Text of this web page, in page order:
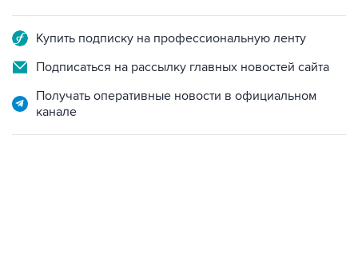
Купить подписку на профессиональную ленту
Подписаться на рассылку главных новостей сайта
Получать оперативные новости в официальном
канале